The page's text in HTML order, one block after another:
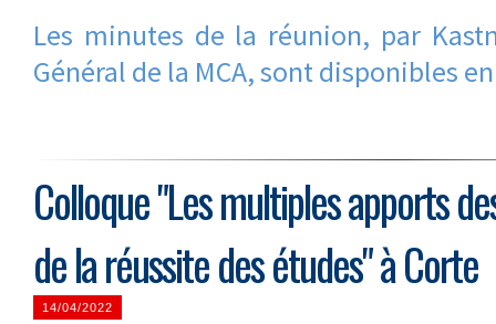
Les minutes de la réunion, par
Général de la MCA, sont disponibles
Colloque "Les multiples apports
de la réussite des études" à Corte
14/04/2022